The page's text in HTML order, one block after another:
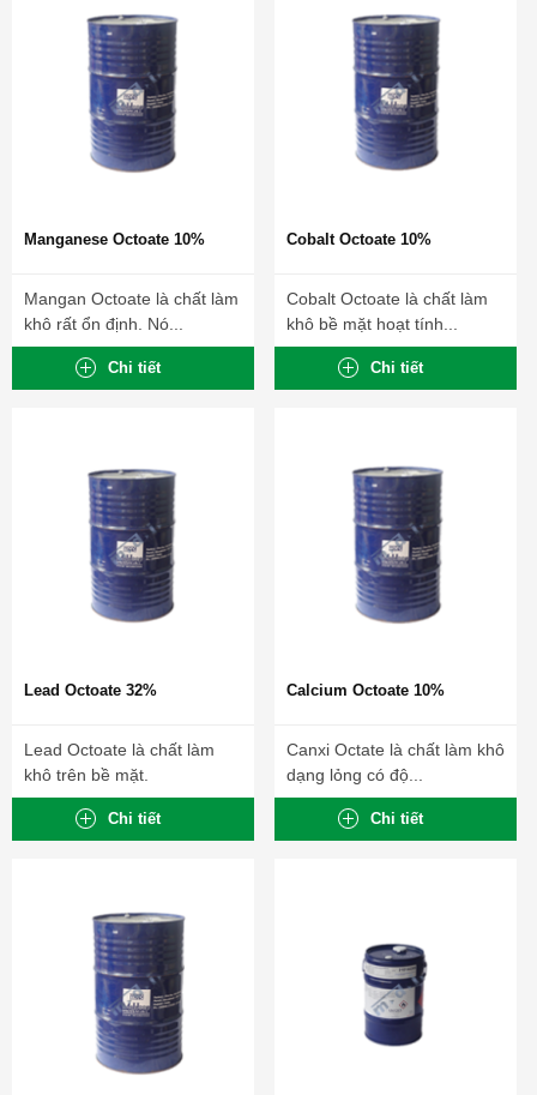
Manganese Octoate 10%
Mangan Octoate là chất làm
khô rất ổn định. Nó...
Chi tiết
Cobalt Octoate 10%
Cobalt Octoate là chất làm
khô bề mặt hoạt tính...
Chi tiết
Lead Octoate 32%
Lead Octoate là chất làm
khô trên bề mặt.
Chi tiết
Calcium Octoate 10%
Canxi Octate là chất làm khô
dạng lỏng có độ...
Chi tiết